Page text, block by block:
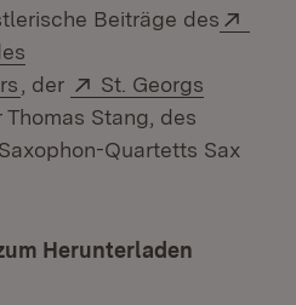
Beiträge des
(Öffnet in neuem Fenster)
, der Extern:
St. Georgs
in neuem Fenster)
Thomas Stang, des
Quartetts Sax
Herunterladen